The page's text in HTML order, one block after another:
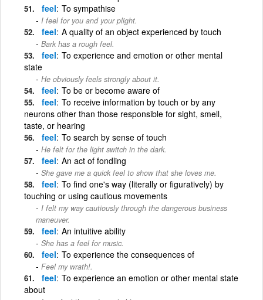
feel To sympathise
I feel for you and your plight.
feel A quality of an object experienced by touch
Bark has a rough feel.
feel To experience and emotion or other mental
state
He obviously feels strongly about it.
feel To be or become aware of
feel To receive information by touch or by any
neurons other than those responsible for sight, smell,
taste, or hearing
feel To search by sense of touch
He felt for the light switch in the dark.
feel An act of fondling
She gave me a quick feel to show that she loves me.
feel To find one's way (literally or figuratively) by
touching or using cautious movements
I felt my way cautiously through the dangerous business
maneuver.
feel An intuitive ability
She has a feel for music.
feel To experience the consequences of
Feel my wrath!.
feel To experience an emotion or other mental state
about